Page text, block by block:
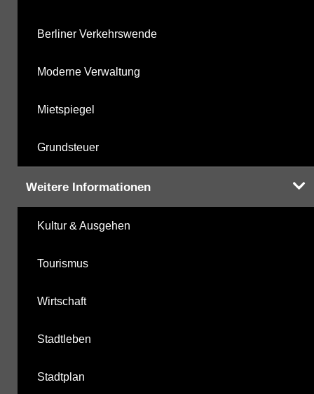
Berliner Verkehrswende
Moderne Verwaltung
Mietspiegel
Grundsteuer
Weitere Informationen
Kultur & Ausgehen
Tourismus
Wirtschaft
Stadtleben
Stadtplan